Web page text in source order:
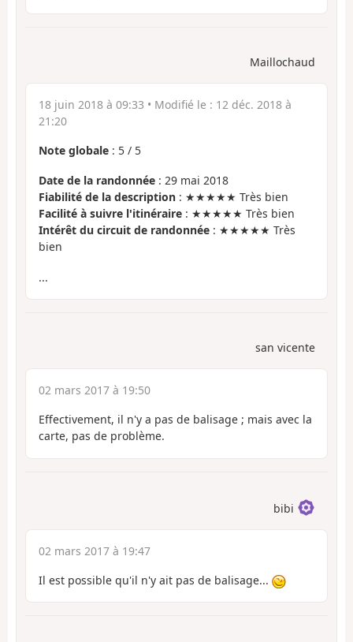
Maillochaud
18 juin 2018 à 09:33 • Modifié le : 12 déc. 2018 à
21:20
Note globale : 5 / 5
Date de la randonnée : 29 mai 2018
Fiabilité de la description : ★★★★★ Très bien
Facilité à suivre l'itinéraire : ★★★★★ Très bien
Intérêt du circuit de randonnée : ★★★★★ Très
bien
...
san vicente
02 mars 2017 à 19:50
Effectivement, il n'y a pas de balisage ; mais avec la
carte, pas de problème.
bibi
02 mars 2017 à 19:47
Il est possible qu'il n'y ait pas de balisage...